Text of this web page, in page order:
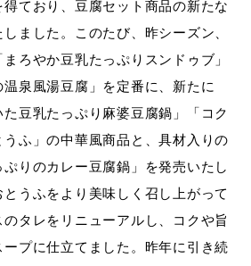
ており、豆腐セット商品の新たな
ました。このたび、昨シーズン、
ろやか豆乳たっぷりスンドゥブ」
温泉風湯豆腐」を定番に、新たに
た豆乳たっぷり麻婆豆腐鍋」「コク
ふ」の中華風商品と、具材入りの
りのカレー豆腐鍋」を発売いたし
うふをより美味しく召し上がって
タレをリニューアルし、コクや旨
プに仕立てました。昨年に引き続